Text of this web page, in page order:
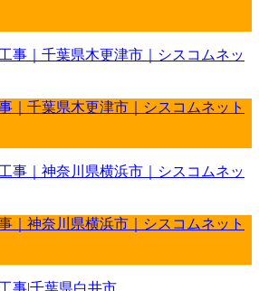
｜千葉県木更津市｜シスコムネット
｜神奈川県横浜市｜シスコムネット